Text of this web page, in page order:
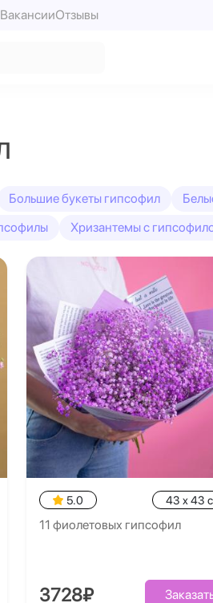
ВакансииОтзывы
Большие букеты гипсофил
Хризантемы с
5.0 43 x 43
11 фиолетовых гипсофил
3728₽